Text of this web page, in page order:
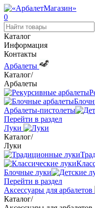
0
Каталог
Информация
Контакты
Арбалеты
Каталог/
Арбалеты
Арбалеты-пистолеты
Перейти в раздел
Луки
Каталог/
Луки
Блочные луки
Перейти в раздел
Аксессуары для арбалетов
Каталог/